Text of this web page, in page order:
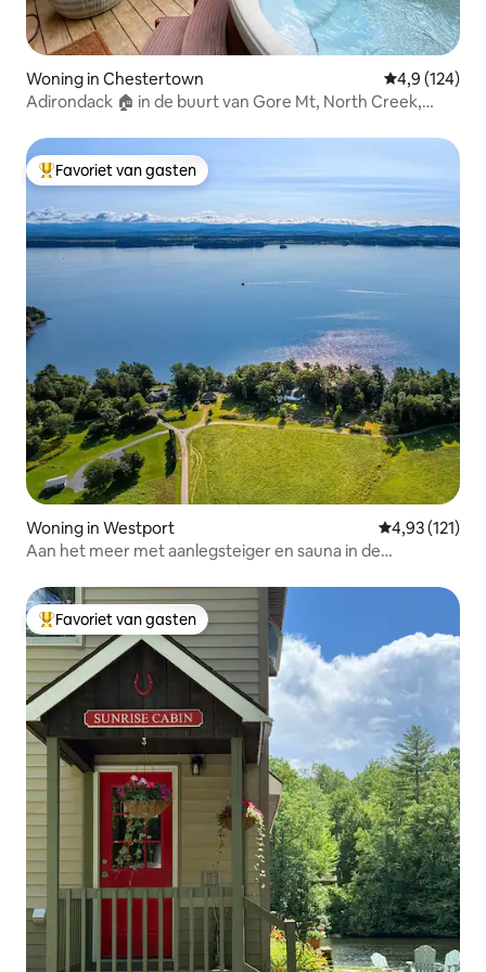
Woning in Chestertown Gemiddelde
4,9 (124)
Adirondack 🏠 in de buurt van Gore Mt, North Creek,
Topfavoriet van gasten
Favoriet van gasten
Woning in Westport Gemiddelde
4,93 (121)
Aan het meer met aanlegsteiger en sauna in de
Topfavoriet van gasten
Favoriet van gasten